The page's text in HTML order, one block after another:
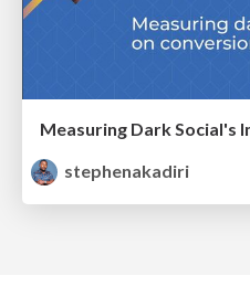
stephenakadiri